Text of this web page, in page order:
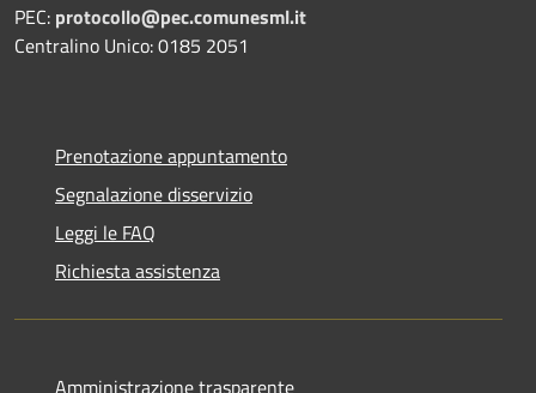
PEC: protocollo@pec.comunesml.it
Centralino Unico: 0185 2051
Prenotazione appuntamento
Segnalazione disservizio
Leggi le FAQ
Richiesta assistenza
Amministrazione trasparente